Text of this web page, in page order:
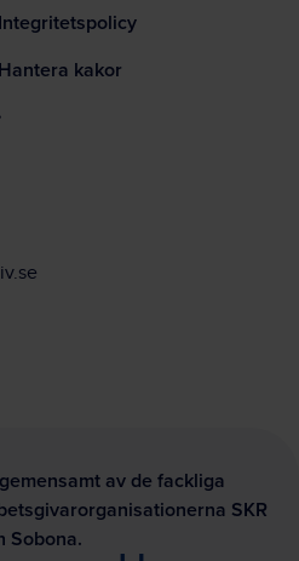
Integritetspolicy
Hantera kakor
av de fackliga
SKR
Sobona.